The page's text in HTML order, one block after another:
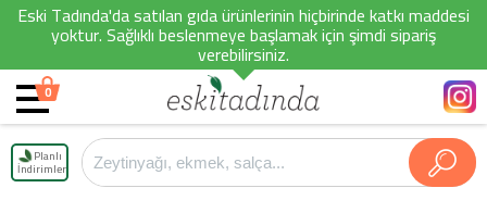
Eski Tadında'da satılan gıda ürünlerinin hiçbirinde katkı maddesi
yoktur. Sağlıklı beslenmeye başlamak için şimdi sipariş
verebilirsiniz.
0
Planlı
İndirimler